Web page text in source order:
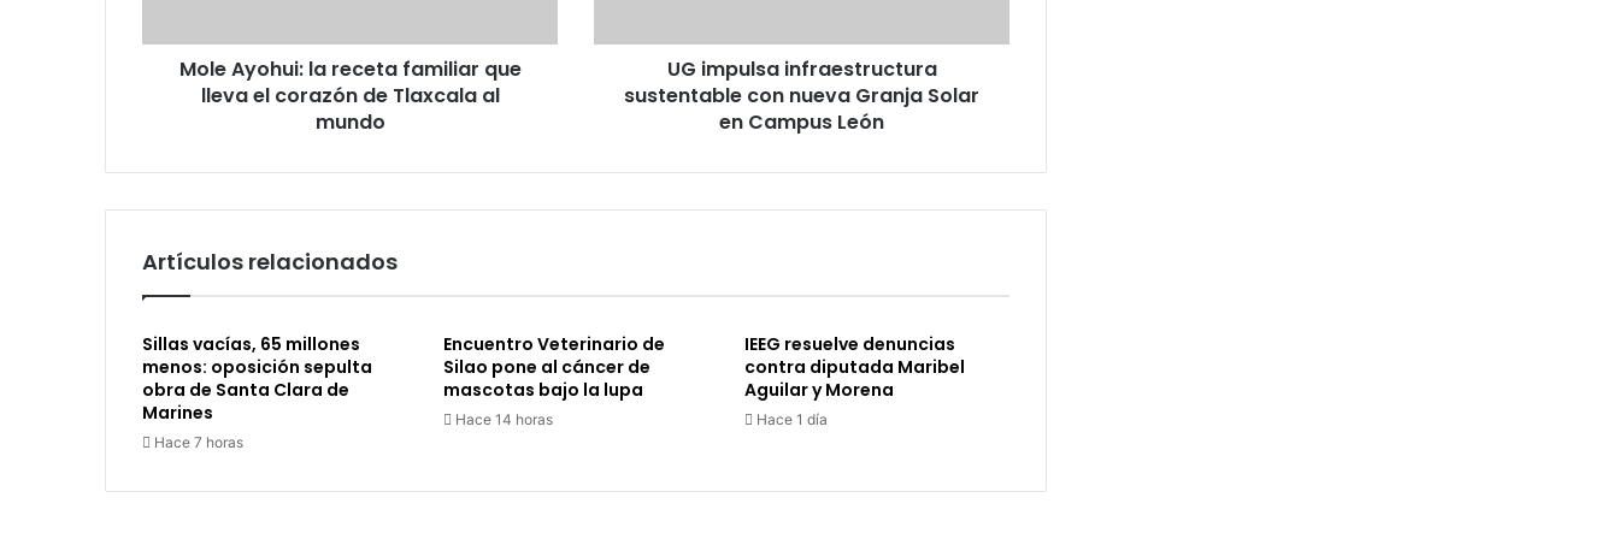
corazón
Mole Ayohui: la receta familiar que
lleva el corazón de Tlaxcala al
mundo
en
León
UG impulsa infraestructura
sustentable con nueva Granja Solar
en Campus León
Artículos relacionados
Sillas vacías, 65 millones
menos: oposición sepulta
obra de Santa Clara de
Marines
Hace 7 horas
Encuentro Veterinario de
Silao pone al cáncer de
mascotas bajo la lupa
Hace 14 horas
IEEG resuelve denuncias
contra diputada Maribel
Aguilar y Morena
Hace 1 día